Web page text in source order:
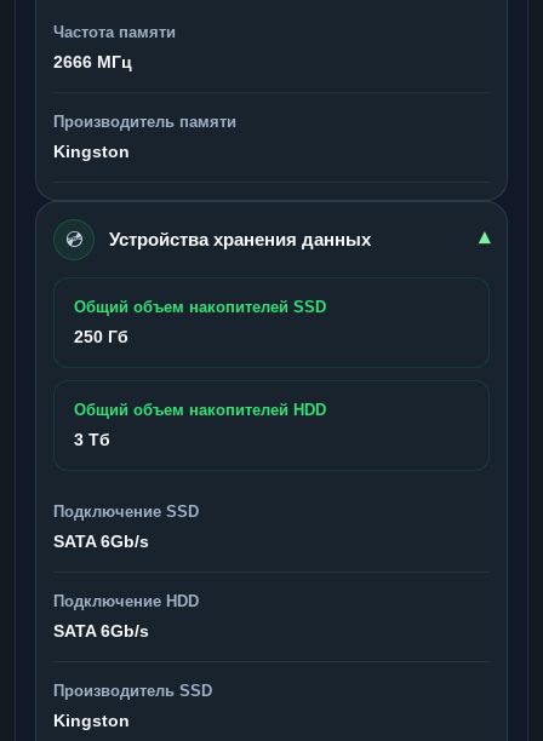
Частота памяти
2666 МГц
Производитель памяти
Kingston
💿 Устройства хранения данных ▾
Общий объем накопителей SSD
250 Гб
Общий объем накопителей HDD
3 Тб
Подключение SSD
SATA 6Gb/s
Подключение HDD
SATA 6Gb/s
Производитель SSD
Kingston